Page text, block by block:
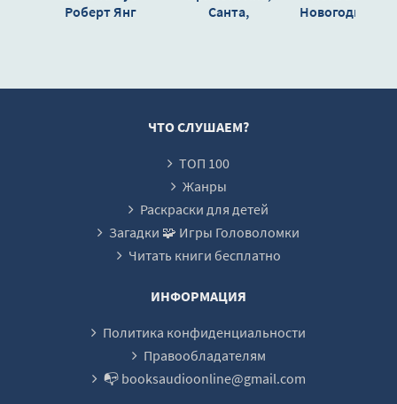
Роберт Янг
Санта,
Новогодняя
ЧТО СЛУШАЕМ?
ТОП 100
Жанры
Раскраски для детей
Загадки 🧩 Игры Головоломки
Читать книги бесплатно
ИНФОРМАЦИЯ
Политика конфиденциальности
Правообладателям
📭 booksaudioonline@gmail.com